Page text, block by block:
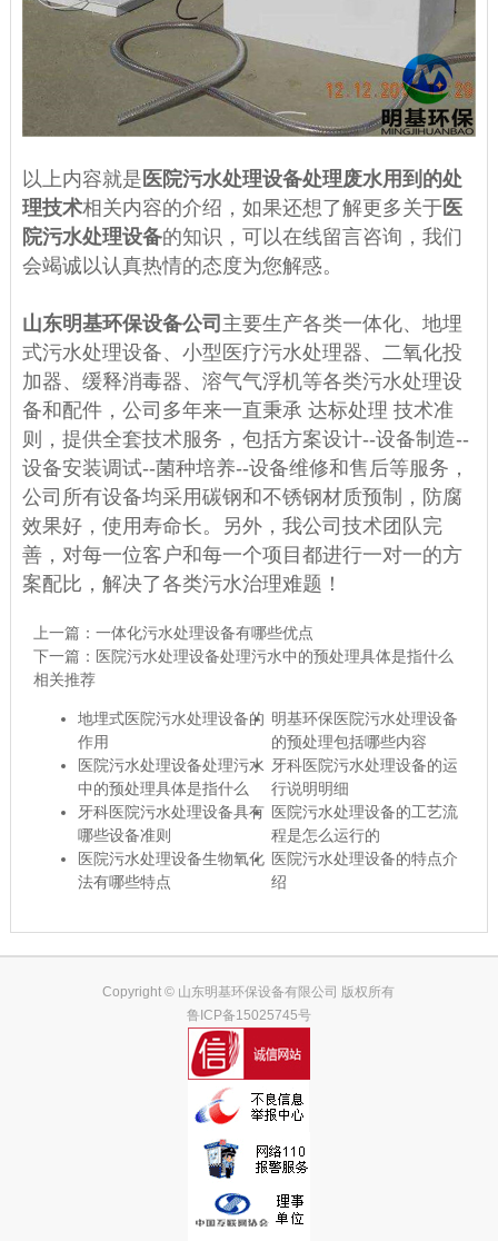
以上内容就是 医院污水处理设备处理废水用到的处
理技术相关内容的介绍，如果还想了解更多关于医
院污水处理设备的知识，可以在线留言咨询，我们
会竭诚以认真热情的态度为您解惑。
山东明基环保设备公司 主要生产各类一体化、地埋
式污水处理设备、小型医疗污水处理器、二氧化投
加器、缓释消毒器、溶气气浮机等各类污水处理设
备和配件，公司多年来一直秉承 达标处理 技术准
则，提供全套技术服务，包括方案设计--设备制造--
设备安装调试--菌种培养--设备维修和售后等服务，
公司所有设备均采用碳钢和不锈钢材质预制，防腐
效果好，使用寿命长。另外，我公司技术团队完
善，对每一位客户和每一个项目都进行一对一的方
案配比，解决了各类污水治理难题！
上一篇： 一体化污水处理设备有哪些优点
下一篇： 医院污水处理设备处理污水中的预处理具体是指什么
相关推荐
地埋式医院污水处理设备的
作用
明基环保医院污水处理设备
的预处理包括哪些内容
医院污水处理设备处理污水
中的预处理具体是指什么
牙科医院污水处理设备的运
行说明明细
牙科医院污水处理设备具有
哪些设备准则
医院污水处理设备的工艺流
程是怎么运行的
医院污水处理设备生物氧化
法有哪些特点
医院污水处理设备的特点介
绍
Copyright © 山东明基环保设备有限公司 版权所有
鲁ICP备15025745号